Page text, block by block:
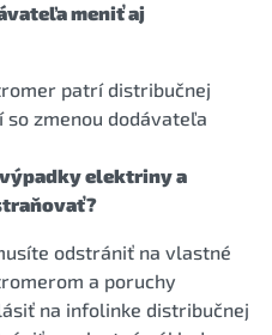
meniť aj
patrí distribučnej
zmenou dodávateľa
elektriny a
odstrániť na vlastné
a poruchy
na infolinke distribučnej